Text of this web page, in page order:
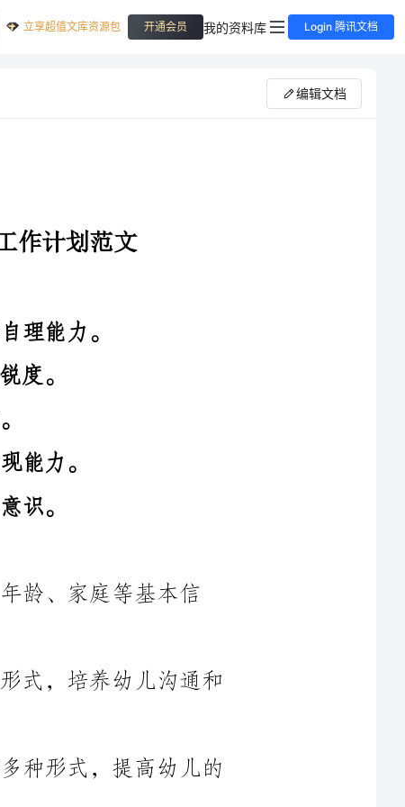
立享超值文库资源包 开通会员 我的资料库 Login 腾讯文档
编辑文档
5.美术与手工：通过绘画、手工制作等活动，激发幼儿的想
4.数量概念：通过数数、比较大小等活动，帮助幼儿学习基